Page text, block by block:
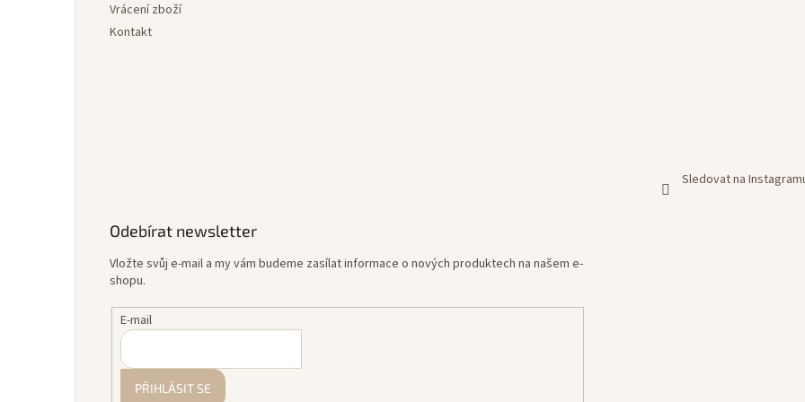
Vrácení zboží
Kontakt
Sledovat na
Odebírat newsletter
Vložte svůj e-mail a my vám budeme zasílat informace o nových produktech na našem e-
shopu.
E-mail
PŘIHLÁSIT SE